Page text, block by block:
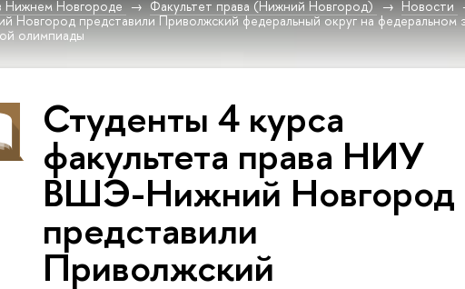
Новгороде Факультет права (Нижний Новгород) Новости
Новгород представили Приволжский федеральный округ на федеральном
олимпиады
Студенты 4 курса
факультета права НИУ
ВШЭ-Нижний Новгород
представили
Приволжский